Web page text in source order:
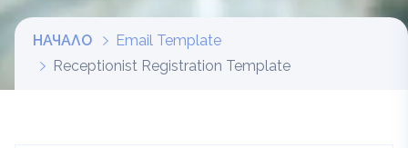
НАЧАЛО
Email Template
Receptionist Registration Template